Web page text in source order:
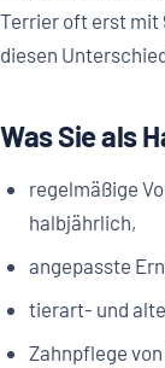
Terrier oft erst mit
diesen
Was Sie als
regelmäßige
halbjährlich,
angepasste
tierart- und
Zahnpflege